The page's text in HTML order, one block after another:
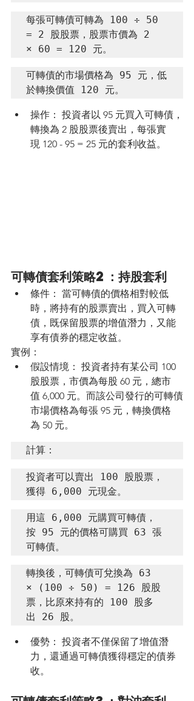
每張可轉債可轉為 100 ÷ 50
= 2 股股票，股票市價為 2
× 60 = 120 元。
可轉債的市場價格為 95 元，低
於轉換價值 120 元。
操作： 投資者以 95 元買入可轉債，
轉換為 2 股股票後賣出，每張實
現 120 - 95 = 25 元的套利收益。
可轉債套利策略2：持股套利
條件： 當可轉債的價格相對較低
時，將持有的股票賣出，買入可轉
債，既保留股票的增值潛力，又能
享有債券的穩定收益。
實例：
假設情境： 投資者持有某公司 100
股股票，市價為每股 60 元，總市
值 6,000 元。而該公司發行的可轉債
市場價格為每張 95 元，轉換價格
為 50 元。
計算：
投資者可以賣出 100 股股票，
獲得 6,000 元現金。
用這 6,000 元購買可轉債，
按 95 元的價格可購買 63 張
可轉債。
轉換後，可轉債可兌換為 63
× (100 ÷ 50) = 126 股股
票，比原來持有的 100 股多
出 26 股。
優勢： 投資者不僅保留了增值潛
力，還通過可轉債獲得穩定的債券
收。